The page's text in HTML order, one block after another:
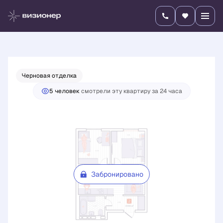
2-комнатная Цена по запросу
Черновая отделка
5 человексмотрели эту квартиру за 24 часа
Забронировано